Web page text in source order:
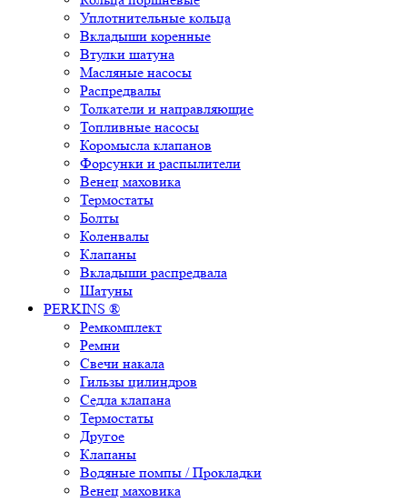
Уплотнительные кольца
Вкладыши коренные
Втулки шатуна
Масляные насосы
Распредвалы
Толкатели и направляющие
Топливные насосы
Коромысла клапанов
Форсунки и распылители
Венец маховика
Термостаты
Болты
Коленвалы
Клапаны
Вкладыши распредвала
Шатуны
PERKINS ®
Ремкомплект
Ремни
Свечи накала
Гильзы цилиндров
Седла клапана
Термостаты
Другое
Клапаны
Водяные помпы / Прокладки
Венец маховика